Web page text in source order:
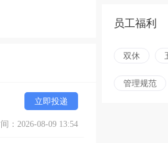
立即投递
：2026-08-09 13:54
员工福利
双休
管理规范